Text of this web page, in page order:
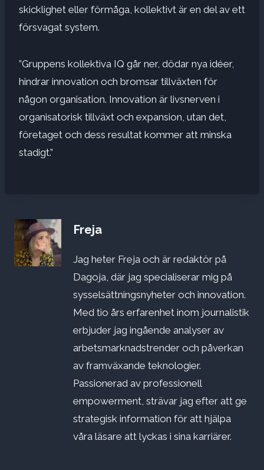
skicklighet eller förmåga, kollektivt är en del av ett
försvagat system.
”Gruppens kollektiva IQ går ner, dödar nya idéer,
hindrar innovation och bromsar tillväxten för
någon organisation. Innovation är livsnerven i
organisatorisk tillväxt och expansion, utan det,
företaget och dess resultat kommer att minska
stadigt.”
Freja
Jag heter Freja och är redaktör på
Dagoja, där jag specialiserar mig på
sysselsättningsnyheter och innovation.
Med tio års erfarenhet inom journalistik
erbjuder jag ingående analyser av
arbetsmarknadstrender och påverkan
av framväxande teknologier.
Passionerad av professionell
empowerment, strävar jag efter att ge
strategisk information för att hjälpa
våra läsare att lyckas i sina karriärer.